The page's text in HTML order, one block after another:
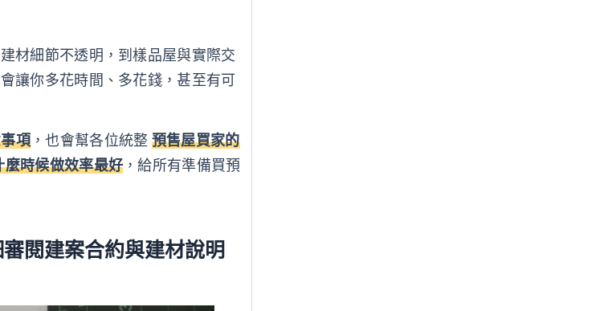
材細節不透明，到樣品屋與實際交
讓你多花時間、多花錢，甚至有可
項 ，也會幫各位統整 預售屋買家的
時候做效率最好 ，給所有準備買預
閱建案合約與建材說明